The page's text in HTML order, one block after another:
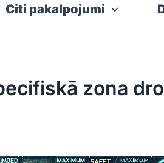
Citi pakalpojumi
zona